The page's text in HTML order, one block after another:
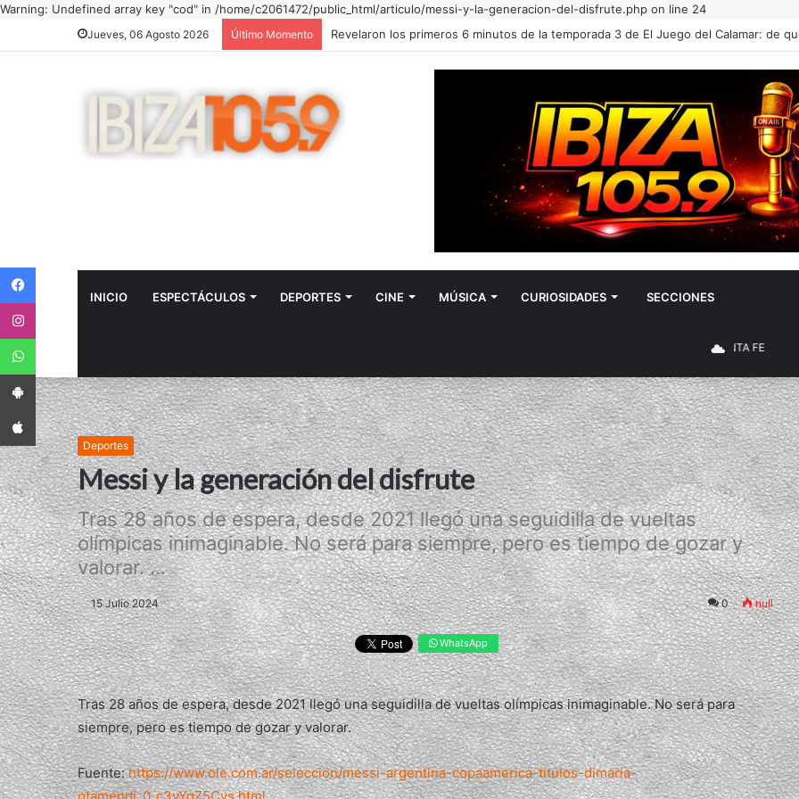
Warning: Undefined array key "cod" in /home/c2061472/public_html/articulo/messi-y-la-generacion-del-disfrute.php on line 24
Jueves, 06 Agosto 2026 Último Momento
INICIO ESPECTÁCULOS DEPORTES CINE MÚSICA CURIOSIDADES SECCIONES
Deportes
Messi y la generación del disfrute
Tras 28 años de espera, desde 2021 llegó una seguidilla de vueltas
olímpicas inimaginable. No será para siempre, pero es tiempo de gozar y
valorar. ...
15 Julio 2024 0 null
WhatsApp
Tras 28 años de espera, desde 2021 llegó una seguidilla de vueltas olímpicas inimaginable. No será para
siempre, pero es tiempo de gozar y valorar.
Fuente:https://www.ole.com.ar/seleccion/messi-argentina-copaamerica-titulos-dimaria-
Facebook
App Android
App iPhone